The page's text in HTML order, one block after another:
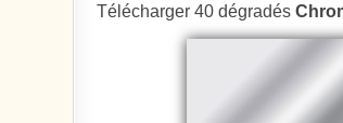
Télécharger 40 dégradés